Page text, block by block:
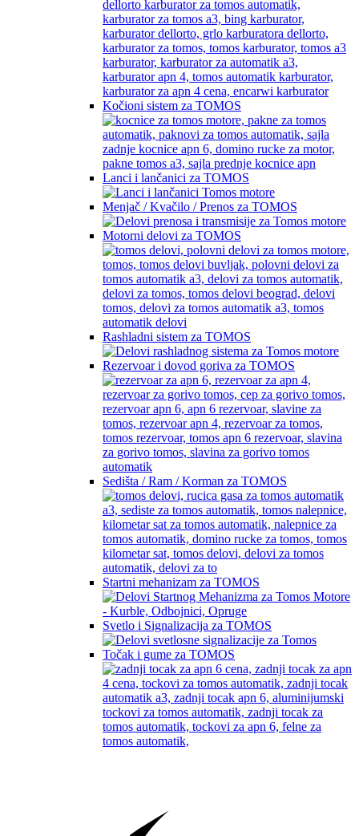
Kočioni sistem za TOMOS
Lanci i lančanici za TOMOS
Menjač / Kvačilo / Prenos za TOMOS
Motorni delovi za TOMOS
Rashladni sistem za TOMOS
Rezervoar i dovod goriva za TOMOS
Sedišta / Ram / Korman za TOMOS
Startni mehanizam za TOMOS
Svetlo i Signalizacija za TOMOS
Točak i gume za TOMOS